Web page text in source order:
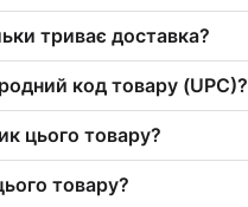
триває доставка?
код товару (UPC)?
цього товару?
товару?